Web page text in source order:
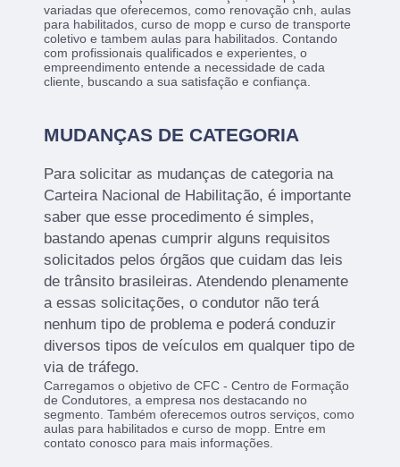
variadas que oferecemos, como renovação cnh, aulas
para habilitados, curso de mopp e curso de transporte
coletivo e tambem aulas para habilitados. Contando
com profissionais qualificados e experientes, o
empreendimento entende a necessidade de cada
cliente, buscando a sua satisfação e confiança.
MUDANÇAS DE CATEGORIA
Para solicitar as mudanças de categoria na
Carteira Nacional de Habilitação, é importante
saber que esse procedimento é simples,
bastando apenas cumprir alguns requisitos
solicitados pelos órgãos que cuidam das leis
de trânsito brasileiras. Atendendo plenamente
a essas solicitações, o condutor não terá
nenhum tipo de problema e poderá conduzir
diversos tipos de veículos em qualquer tipo de
via de tráfego.
Carregamos o objetivo de CFC - Centro de Formação
de Condutores, a empresa nos destacando no
segmento. Também oferecemos outros serviços, como
aulas para habilitados e curso de mopp. Entre em
contato conosco para mais informações.